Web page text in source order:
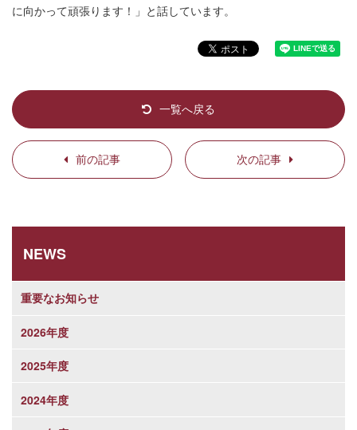
に向かって頑張ります！」と話しています。
前の記事
一覧へ戻る
次の記事
NEWS
重要なお知らせ
2026年度
2025年度
2024年度